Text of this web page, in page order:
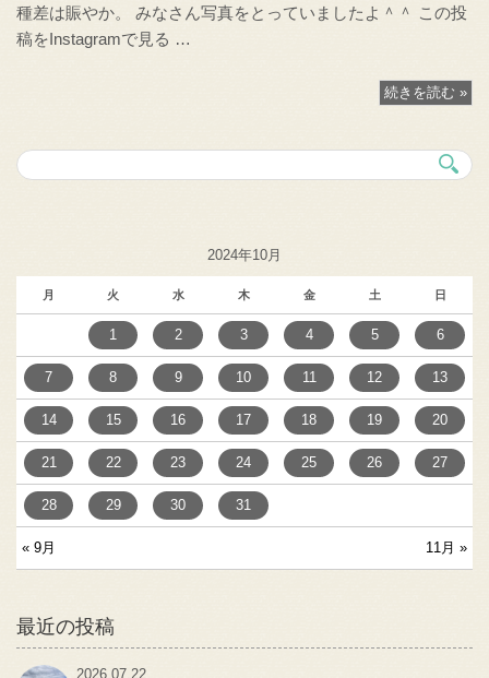
種差は賑やか。 みなさん写真をとっていましたよ＾＾ この投
稿をInstagramで見る …
続きを読む »
2024年10月
月 火 水 木 金 土 日
« 9月 11月 »
1 2 3 4 5 6
7 8 9 10 11 12 13
14 15 16 17 18 19 20
21 22 23 24 25 26 27
28 29 30 31
最近の投稿
2026.07.22